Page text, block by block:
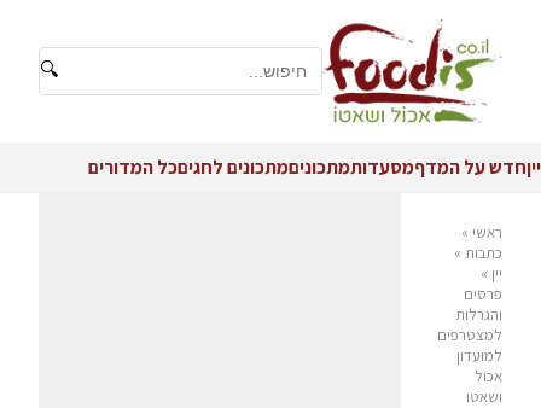
🔍
ייןחדש על המדףמסעדותמתכוניםמתכונים לחגיםכל המדורים
ראשי »
כתבות »
יין »
פרסים
והגרלות
למצטרפים
למועדון
אכול
ושאטו